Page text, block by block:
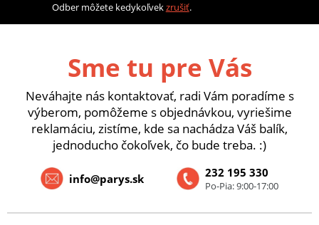
Odber môžete kedykoľvekzrušiť.
Sme tu pre Vás
Neváhajte nás kontaktovať, radi Vám poradíme s
výberom, pomôžeme s objednávkou, vyriešime
reklamáciu, zistíme, kde sa nachádza Váš balík,
jednoducho čokoľvek, čo bude treba. :)
232 195 330
Po-Pia: 9:00-17:00
info@parys.sk